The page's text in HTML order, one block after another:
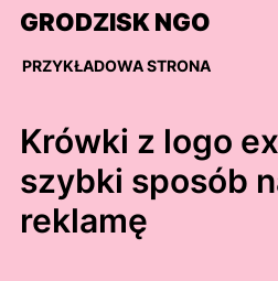
Skip
content
GRODZISK NGO
PRZYKŁADOWA STRONA
Krówki z logo
szybki sposób
reklamę